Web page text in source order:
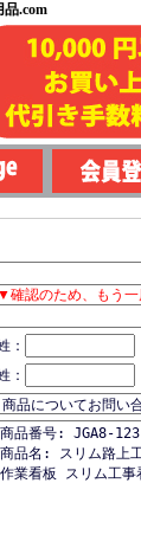
.com
▼確認のため、もう一
：
：